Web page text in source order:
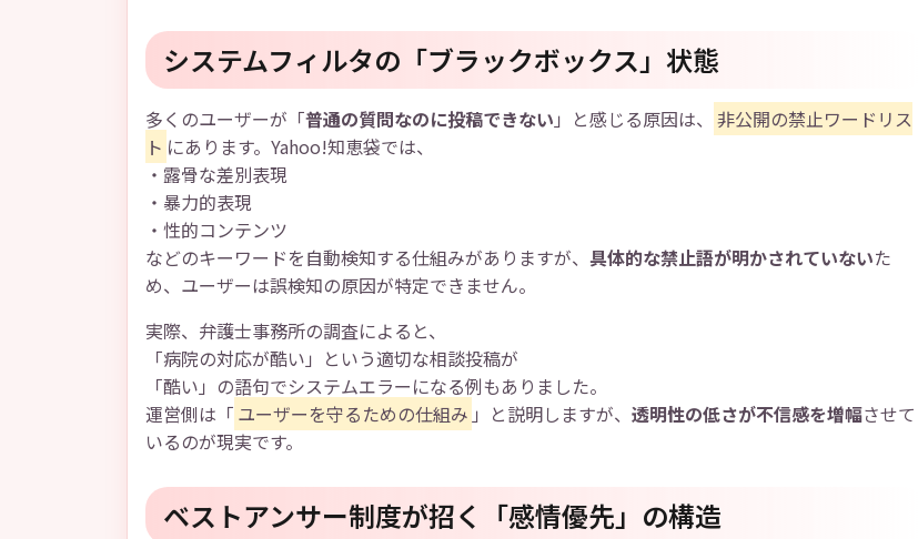
システムフィルタの「ブラックボックス」状態
多くのユーザーが「普通の質問なのに投稿できない 」と感じる原因は、 非公開の禁止ワードリス
ト にあります。Yahoo!知恵袋では、
・露骨な差別表現
・暴力的表現
・性的コンテンツ
などのキーワードを自動検知する仕組みがありますが、 具体的な禁止語が明かされていないた
め、ユーザーは誤検知の原因が特定できません。
実際、弁護士事務所の調査によると、
「病院の対応が酷い」という適切な相談投稿が
「酷い」の語句でシステムエラーになる例もありました。
運営側は「 ユーザーを守るための仕組み 」と説明しますが、 透明性の低さが不信感を増幅させて
いるのが現実です。
ベストアンサー制度が招く「感情優先」の構造